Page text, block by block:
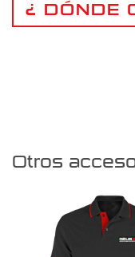
¿ DÓNDE
Otros